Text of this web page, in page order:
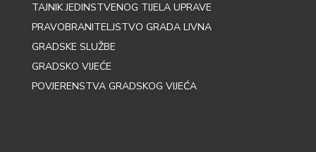
TAJNIK JEDINSTVENOG TIJELA UPRAVE
PRAVOBRANITELJSTVO GRADA LIVNA
GRADSKE SLUŽBE
GRADSKO VIJEĆE
POVJERENSTVA GRADSKOG VIJEĆA